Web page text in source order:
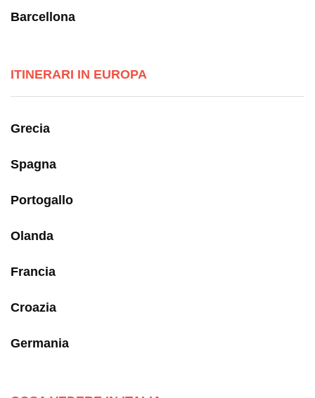
Barcellona
ITINERARI IN EUROPA
Grecia
Spagna
Portogallo
Olanda
Francia
Croazia
Germania